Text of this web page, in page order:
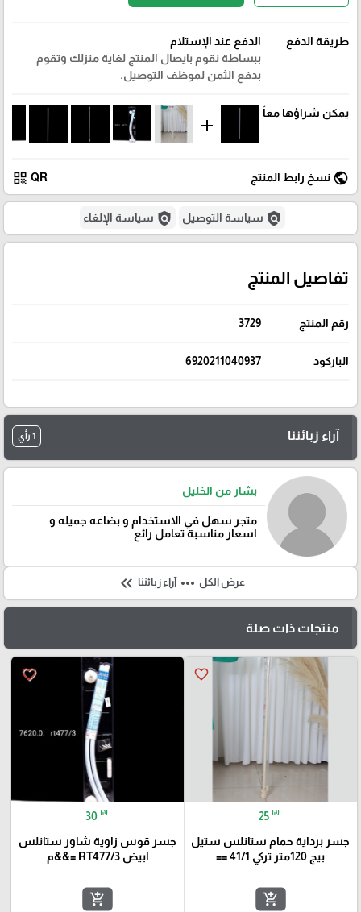
طريقة الدفع
الدفع عند الإستلام
ببساطة نقوم بايصال المنتج لغاية منزلك وتقوم
بدفع الثمن لموظف التوصيل.
يمكن شراؤها معاً
add
public نسخ رابط المنتج QR
qr_code
policy سياسة التوصيل policy سياسة الإلغاء
تفاصيل المنتج
رقم المنتج 3729
الباركود 6920211040937
آراء زبائننا 1 رأي
بشار من الخليل
متجر سهل في الاستخدام و بضاعه جميله و
اسعار مناسبة تعامل رائع
عرض الكل more_horiz آراء زبائننا keyboard_double_arrow_left
منتجات ذات صلة
favorite_border
25 ₪
جسر برداية حمام ستانلس ستيل
بيج 120متر تركي 41/1 ==
add_shopping_cart
favorite_border
30 ₪
جسر قوس زاوية شاور ستانلس
ابيض RT477/3 =&&م
add_shopping_cart